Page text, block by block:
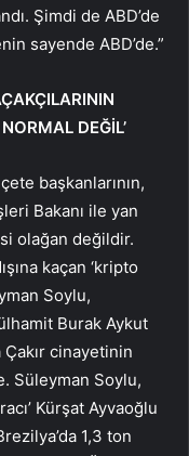
Şimdi de ABD’de
sayende ABD’de.”
DEĞİL’
başkanlarının,
Bakanı ile yan
olağan değildir.
kaçan ‘kripto
Soylu,
Burak Aykut
cinayetinin
Süleyman Soylu,
Kürşat Ayvaoğlu
1,3 ton